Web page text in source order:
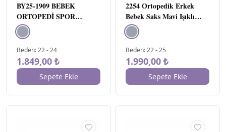
BY25-1909 BEBEK
ORTOPEDİ SPOR
AYAKKABI BEBE MAVİ
Beden:22-24
1.849,00 ₺
Sepete Ekle
2254 Ortopedik Erkek
Bebek Saks Mavi Işıklı
Rahat Sneaker
Beden:22-25
1.990,00 ₺
Sepete Ekle